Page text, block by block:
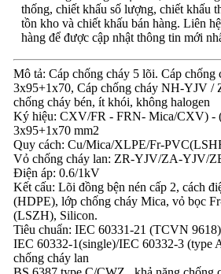
thống, chiết khấu số lượng, chiết khấu
tồn kho và chiết khấu bán hàng. Liên
hàng để được cập nhật thông tin mới
Mô tả: Cáp chống cháy 5 lõi. Cáp
3x95+1x70, Cáp chống cháy NH-YJV /
chống cháy bén, ít khói, không halogen
Ký hiệu: CXV/FR - FRN- Mica/CXV) -
3x95+1x70 mm2
Quy cách: Cu/Mica/XLPE/Fr-
Vỏ chống cháy lan: ZR-YJV/ZA-YJV/
Điện áp: 0.6/1kV
Kết cấu: Lõi đồng bện nén cấp 2, cách
(HDPE), lớp chống cháy Mica, vỏ bọc
(LSZH), Silicon.
Tiêu chuẩn: IEC 60331-21 (TCVN
IEC 60332-1(single)/IEC 60332-3 (type
chống cháy lan